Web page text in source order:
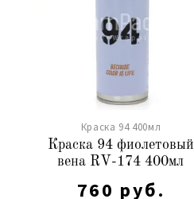
Краска 94 400мл
Краска 94 фиолетовый
вена RV-174 400мл
760 руб.